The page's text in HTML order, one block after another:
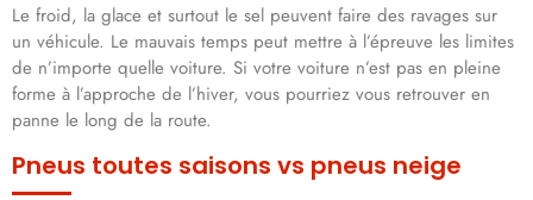
Le froid, la glace et surtout le sel peuvent faire des ravages sur
un véhicule. Le mauvais temps peut mettre à l’épreuve les limites
de n’importe quelle voiture. Si votre voiture n’est pas en pleine
forme à l’approche de l’hiver, vous pourriez vous retrouver en
panne le long de la route.
Pneus toutes saisons vs pneus neige